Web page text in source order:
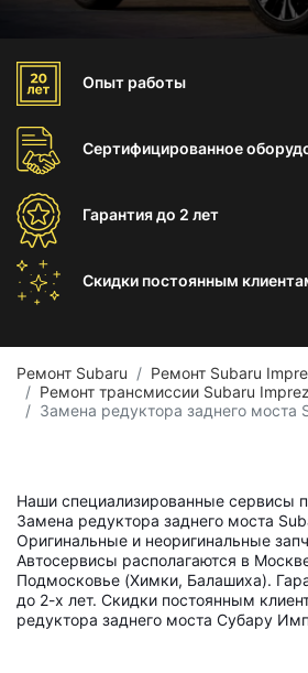
Опыт работы
Сертифицированное
Гарантиядо 2 лет
Скидки постоянным
Ремонт Subaru
Ремонт Subaru
Ремонт трансмиссии Subaru
Замена редуктора заднего моста
Наши специализированные сервисы
Замена редуктора заднего моста
Оригинальные и неоригинальные
Автосервисы располагаются в
Подмосковье (Химки, Балашиха).
до 2-х лет. Скидки постоянным
редуктора заднего моста Субару